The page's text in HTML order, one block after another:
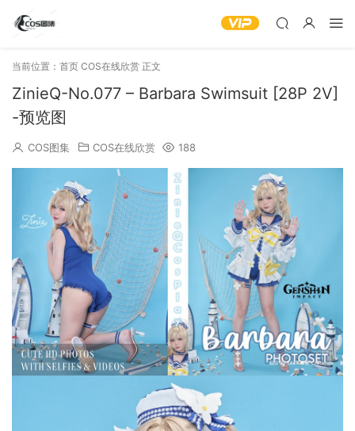
当前位置： 首页 COS在线欣赏 正文
ZinieQ-No.077 – Barbara Swimsuit [28P 2V]
-预览图
COS图集 COS在线欣赏 188